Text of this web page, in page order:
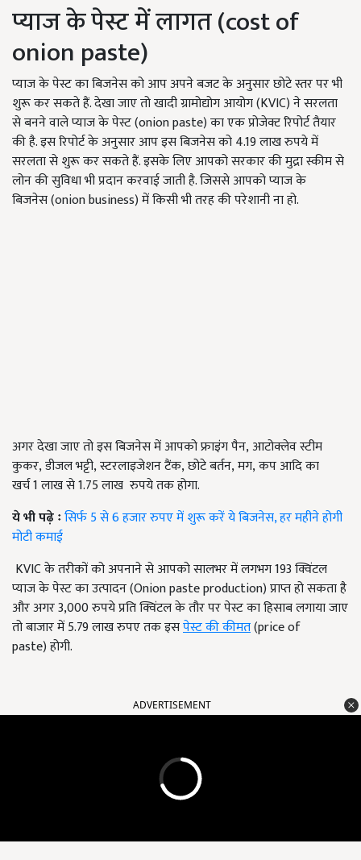
प्याज के पेस्ट में लागत (cost of
onion paste)
प्याज के पेस्ट का बिजनेस को आप अपने बजट के अनुसार छोटे स्तर पर भी
शुरू कर सकते हैं. देखा जाए तो खादी ग्रामोद्योग आयोग (KVIC) ने सरलता
से बनने वाले प्याज के पेस्ट (onion paste) का एक प्रोजेक्ट रिपोर्ट तैयार
की है. इस रिपोर्ट के अनुसार आप इस बिजनेस को 4.19 लाख रुपये में
सरलता से शुरू कर सकते हैं. इसके लिए आपको सरकार की मुद्रा स्कीम से
लोन की सुविधा भी प्रदान करवाई जाती है. जिससे आपको प्याज के
बिजनेस (onion business) में किसी भी तरह की परेशानी ना हो.
अगर देखा जाए तो इस बिजनेस में आपको फ्राइंग पैन, आटोक्लेव स्टीम
कुकर, डीजल भट्टी, स्टरलाइजेशन टैंक, छोटे बर्तन, मग, कप आदि का
खर्च 1 लाख से 1.75 लाख रुपये तक होगा.
ये भी पढ़े ःसिर्फ 5 से 6 हजार रुपए में शुरू करें ये बिजनेस, हर महीने होगी
मोटी कमाई
KVIC के तरीकों को अपनाने से आपको सालभर में लगभग 193 क्विंटल
प्याज के पेस्ट का उत्पादन (Onion paste production) प्राप्त हो सकता है
और अगर 3,000 रुपये प्रति क्विंटल के तौर पर पेस्ट का हिसाब लगाया जाए
तो बाजार में 5.79 लाख रुपए तक इसपेस्ट की कीमत(price of
paste) होगी.
ADVERTISEMENT